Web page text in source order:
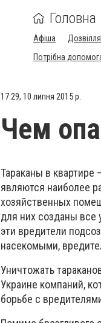
Головна
Афіша Дозвілля
Потрібна
17:29, 10 липня 2015 р.
Чем
Тараканы в
являются наиболее
хозяйственных
для них созданы все
эти вредители
насекомыми,
Уничтожать
Украине компаний,
борьбе с